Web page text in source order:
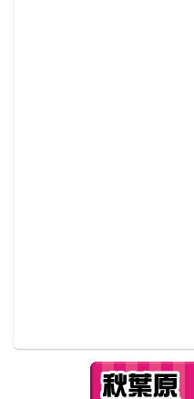
きるPCが更に注目され
＞ドスパ